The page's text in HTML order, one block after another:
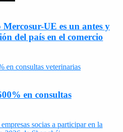
UE es un antes y
del país en el comercio
en consultas